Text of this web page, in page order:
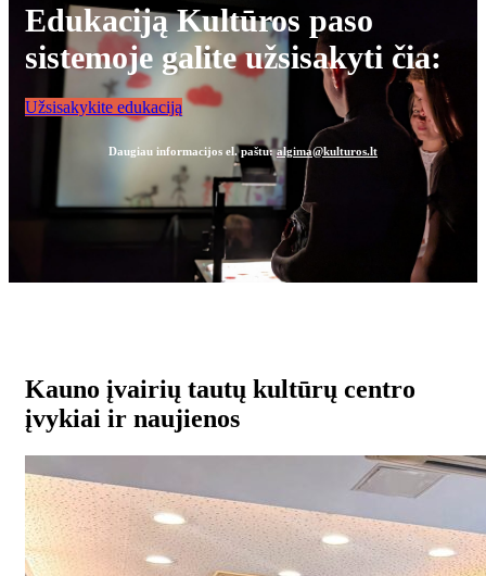
Edukaciją Kultūros paso
sistemoje galite užsisakyti čia:
Užsisakykite edukaciją
Daugiau informacijos el. paštu:algima@kulturos.lt
Kauno įvairių tautų kultūrų centro
įvykiai ir naujienos